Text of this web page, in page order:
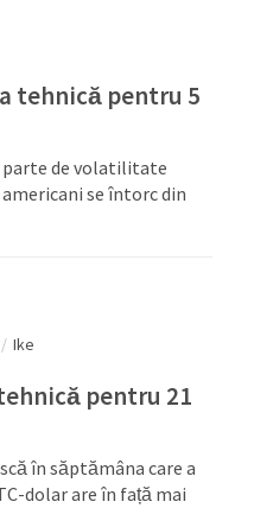
tehnică pentru 5
parte de volatilitate
se întorc din
/ Ike
pentru 21
în săptămâna care a
dolar are în față mai